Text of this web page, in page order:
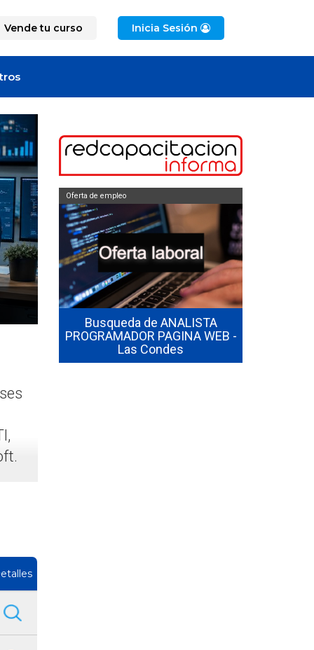
Vende tu curso Inicia Sesión
Busqueda de ANALISTA
PROGRAMADOR PAGINA WEB -
Las Condes
Oferta de empleo